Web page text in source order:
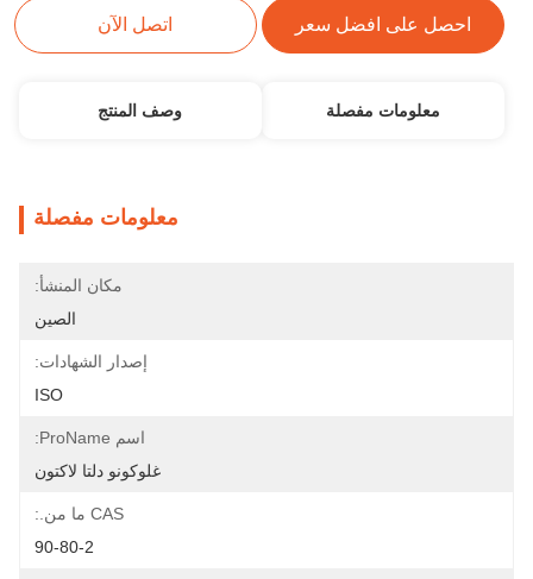
احصل على افضل سعر اتصل الآن
معلومات مفصلة وصف المنتج
معلومات مفصلة
مكان المنشأ:
الصين
إصدار الشهادات:
ISO
اسم ProName:
غلوكونو دلتا لاكتون
CAS ما من.:
90-80-2